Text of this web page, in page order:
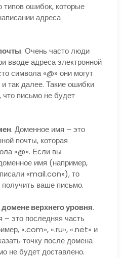
типов ошибок, которые
адреса
. Очень часто люди
вводе адреса электронной
символа «@» они могут
так далее. Такие ошибки
что письмо не будет
. Доменное имя – это
почты, которая
«@». Если вы
имя (например,
«mail.con»), то
ваше письмо.
верхнего уровня.
– это последняя часть
«.com», «.ru», «.net» и
точку после домена
не будет доставлено.